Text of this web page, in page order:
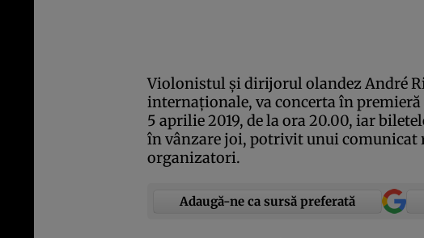
Violonistul şi dirijorul olandez André
internaţionale, va concerta în premieră
5 aprilie 2019, de la ora 20.00, iar
în vânzare joi, potrivit unui comunicat
organizatori.
Adaugă-ne ca sursă preferată